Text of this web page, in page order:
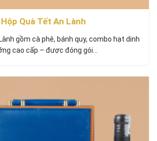
Hộp Quà Tết An Lành
gồm cà phê, bánh quy, combo hạt dinh
cao cấp – được đóng gói…